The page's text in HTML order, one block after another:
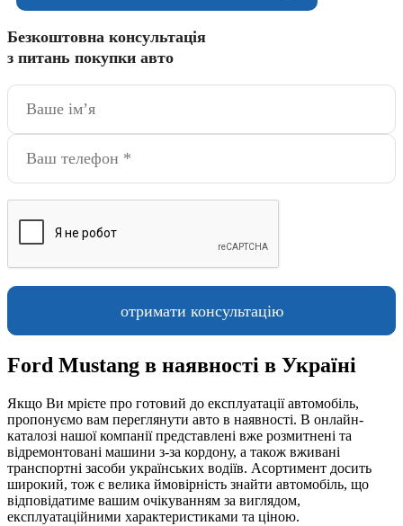
Безкоштовна консультація
з питань покупки авто
Ford Mustang в наявності в Україні
Якщо Ви мрієте про готовий до експлуатації автомобіль,
пропонуємо вам переглянути авто в наявності. В онлайн-
каталозі нашої компанії представлені вже розмитнені та
відремонтовані машини з-за кордону, а також вживані
транспортні засоби українських водіїв. Асортимент досить
широкий, тож є велика ймовірність знайти автомобіль, що
відповідатиме вашим очікуванням за виглядом,
експлуатаційними характеристиками та ціною.